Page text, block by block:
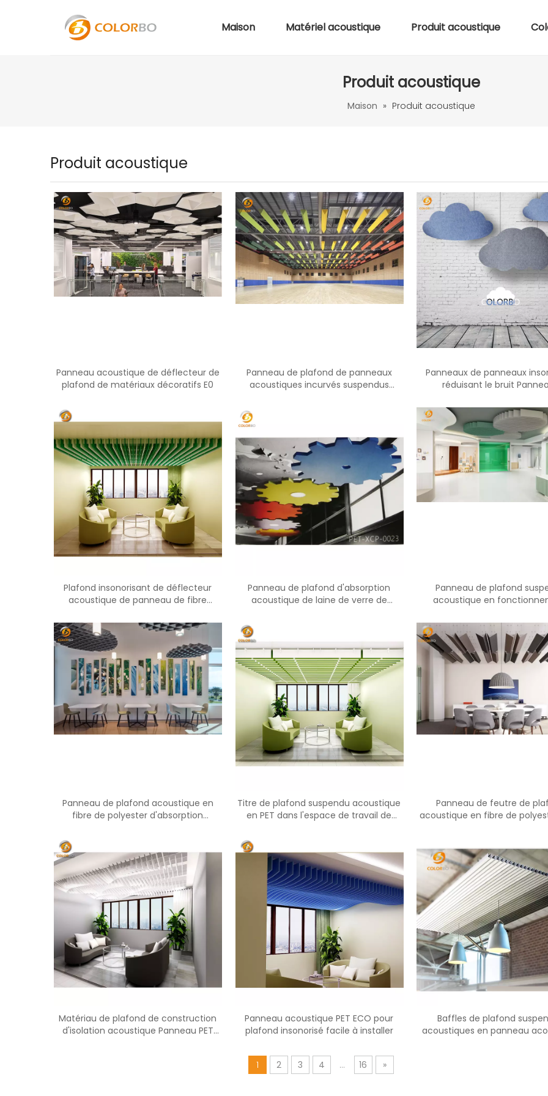
Maison Matériel acoustique Produit acoustique
Produit acoustique
Maison » Produit acoustique
Produit acoustique
Panneau acoustique de déflecteur de
plafond de matériaux décoratifs E0
Panneau de plafond de panneaux
acoustiques incurvés suspendus
Panneaux de panneaux
réduisant le bruit
animaux de compagnie
acoustiques pour
compagnie en feutre pour
Plafond insonorisant de déflecteur
acoustique de panneau de fibre
Panneau de plafond d'absorption
acoustique de laine de verre de
Panneau de plafond
acoustique en
Panneau de plafond acoustique en
fibre de polyester d'absorption
Titre de plafond suspendu acoustique
en PET dans l'espace de travail de
Panneau de feutre de
acoustique en fibre de
Matériau de plafond de construction
d'isolation acoustique Panneau PET
Panneau acoustique PET ECO pour
plafond insonorisé facile à installer
Baffles de plafond
acoustiques en panneau
1
2 3 4 ... 16 »